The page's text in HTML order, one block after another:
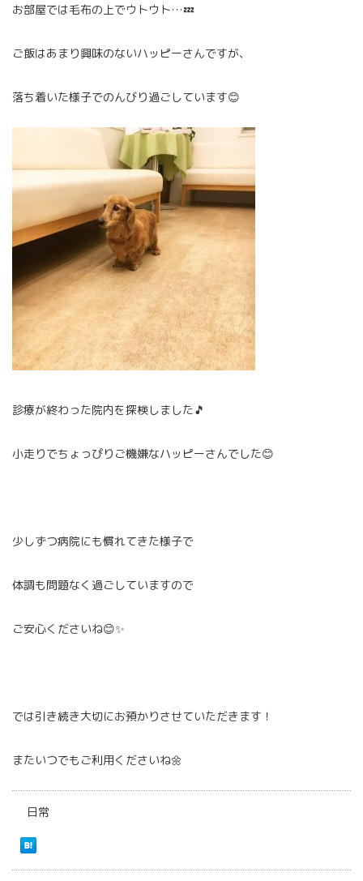
お部屋では毛布の上でウトウト…💤
ご飯はあまり興味のないハッピーさんですが、
落ち着いた様子でのんびり過ごしています😊
診療が終わった院内を探検しました🎵
小走りでちょっぴりご機嫌なハッピーさんでした😊
少しずつ病院にも慣れてきた様子で
体調も問題なく過ごしていますので
ご安心くださいね😊✨
では引き続き大切にお預かりさせていただきます！
またいつでもご利用くださいね🌼
日常